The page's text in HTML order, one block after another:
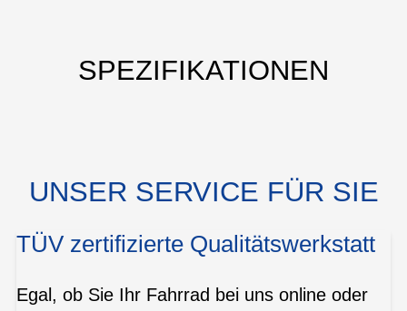
SPEZIFIKATIONEN
UNSER SERVICE FÜR SIE
TÜV zertifizierte Qualitätswerkstatt
Egal, ob Sie Ihr Fahrrad bei uns online oder